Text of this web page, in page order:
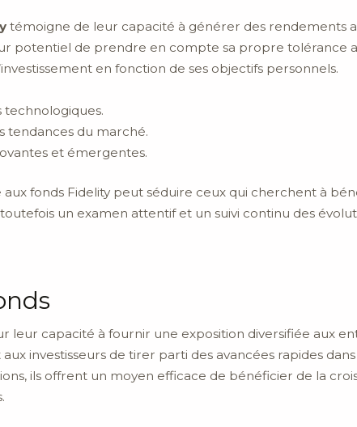
témoigne de leur capacité à générer des rendements
potentiel de prendre en compte sa propre tolérance
en fonction de ses objectifs personnels.
technologiques.
tendances du marché.
et émergentes.
fonds Fidelity peut séduire ceux qui cherchent à
un examen attentif et un suivi continu des
leur capacité à fournir une exposition diversifiée aux
investisseurs de tirer parti des avancées rapides
ils offrent un moyen efficace de bénéficier de la